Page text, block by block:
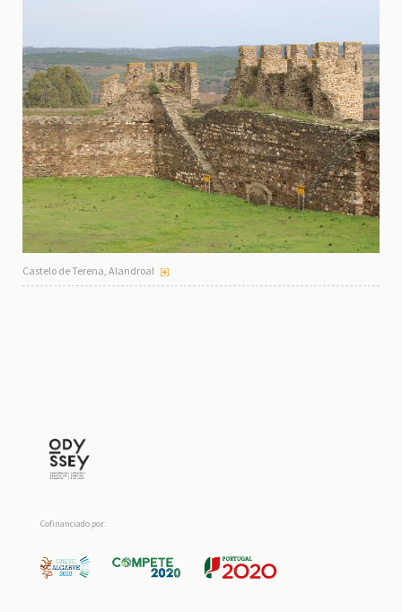
Castelo de Terena, Alandroal
Cofinanciado por: